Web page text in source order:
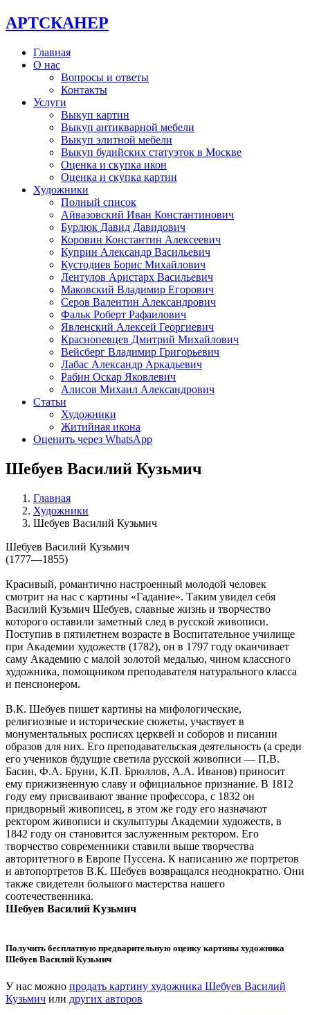
АРТСКАНЕР
Главная
О нас
Вопросы и ответы
Контакты
Услуги
Выкуп картин
Выкуп антикварной мебели
Выкуп элитной мебели
Выкуп будийских статуэток в Москве
Оценка и скупка икон
Оценка и скупка картин
Художники
Полный список
Айвазовский Иван Константинович
Бурлюк Давид Давидович
Коровин Константин Алексеевич
Куприн Александр Васильевич
Кустодиев Борис Михайлович
Лентулов Аристарх Васильевич
Маковский Владимир Егорович
Серов Валентин Александрович
Фальк Роберт Рафаилович
Явленский Алексей Георгиевич
Краснопевцев Дмитрий Михайлович
Вейсберг Владимир Григорьевич
Лабас Александр Аркадьевич
Рабин Оскар Яковлевич
Алисов Михаил Александрович
Статьи
Художники
Житийная икона
Оценить через WhatsApp
Шебуев Василий Кузьмич
Главная
Художники
Шебуев Василий Кузьмич
Шебуев Василий Кузьмич
(1777—1855)
Красивый, романтично настроенный молодой человек
смотрит на нас с картины «Гадание». Таким увидел себя
Василий Кузьмич Шебуев, славные жизнь и творчество
которого оставили заметный след в русской живописи.
Поступив в пятилетнем возрасте в Воспитательное училище
при Академии художеств (1782), он в 1797 году оканчивает
саму Академию с малой золотой медалью, чином классного
художника, помощником преподавателя натурального класса
и пенсионером.
В.К. Шебуев пишет картины на мифологические,
религиозные и исторические сюжеты, участвует в
монументальных росписях церквей и соборов и писании
образов для них. Его преподавательская деятельность (а среди
его учеников будущие светила русской живописи — П.В.
Басин, Ф.А. Бруни, К.П. Брюллов, А.А. Иванов) приносит
ему прижизненную славу и официальное признание. В 1812
году ему присваивают звание профессора, с 1832 он
придворный живописец, в этом же году его назначают
ректором живописи и скульптуры Академии художеств, в
1842 году он становится заслуженным ректором. Его
творчество современники ставили выше творчества
авторитетного в Европе Пуссена. К написанию же портретов
и автопортретов В.К. Шебуев возвращался неоднократно. Они
также свидетели большого мастерства нашего
соотечественника.
Шебуев Василий Кузьмич
Получить бесплатную предварительную оценку картины художника
Шебуев Василий Кузьмич
У нас можно продать картину художника Шебуев Василий
Кузьмич или других авторов